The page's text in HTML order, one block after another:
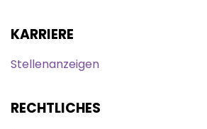
KARRIERE
Stellenanzeigen
RECHTLICHES